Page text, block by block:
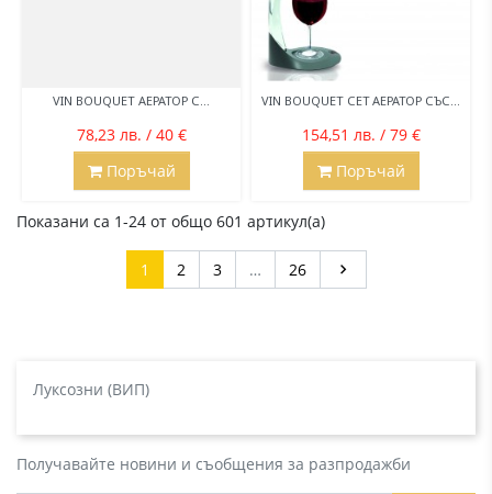
VIN BOUQUET АЕРАТОР С...
78,23 лв. / 40 €
Поръчай
VIN BOUQUET СЕТ АЕРАТОР СЪС...
154,51 лв. / 79 €
Поръчай
Показани са 1-24 от общо 601 артикул(а)
1 2 3 … 26 Напред

Луксозни (ВИП)
Получавайте новини и съобщения за разпродажби